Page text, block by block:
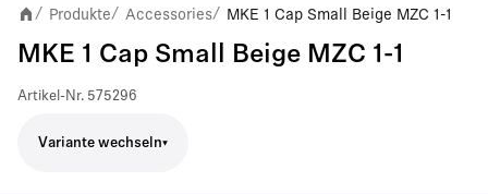
/ Produkte/ Accessories/ MKE 1 Cap Small Beige MZC 1-1
MKE 1 Cap Small Beige MZC 1-1
Artikel-Nr. 575296
Variante wechseln